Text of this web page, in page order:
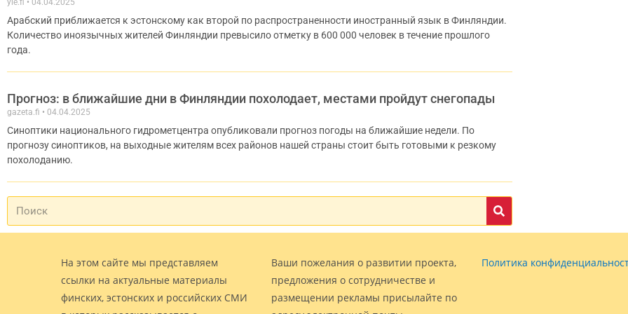
yle.fi 04.04.2025
Арабский приближается к эстонскому как второй по распространенности иностранный язык в Финляндии.
Количество иноязычных жителей Финляндии превысило отметку в 600 000 человек в течение прошлого
года.
Прогноз: в ближайшие дни в Финляндии похолодает, местами пройдут снегопады
gazeta.fi 04.04.2025
Синоптики национального гидрометцентра опубликовали прогноз погоды на ближайшие недели. По
прогнозу синоптиков, на выходные жителям всех районов нашей страны стоит быть готовыми к резкому
похолоданию.
На этом сайте мы представляем
ссылки на актуальные материалы
финских, эстонских и российских СМИ
Ваши пожелания о развитии проекта,
предложения о сотрудничестве и
размещении рекламы присылайте по
Политика